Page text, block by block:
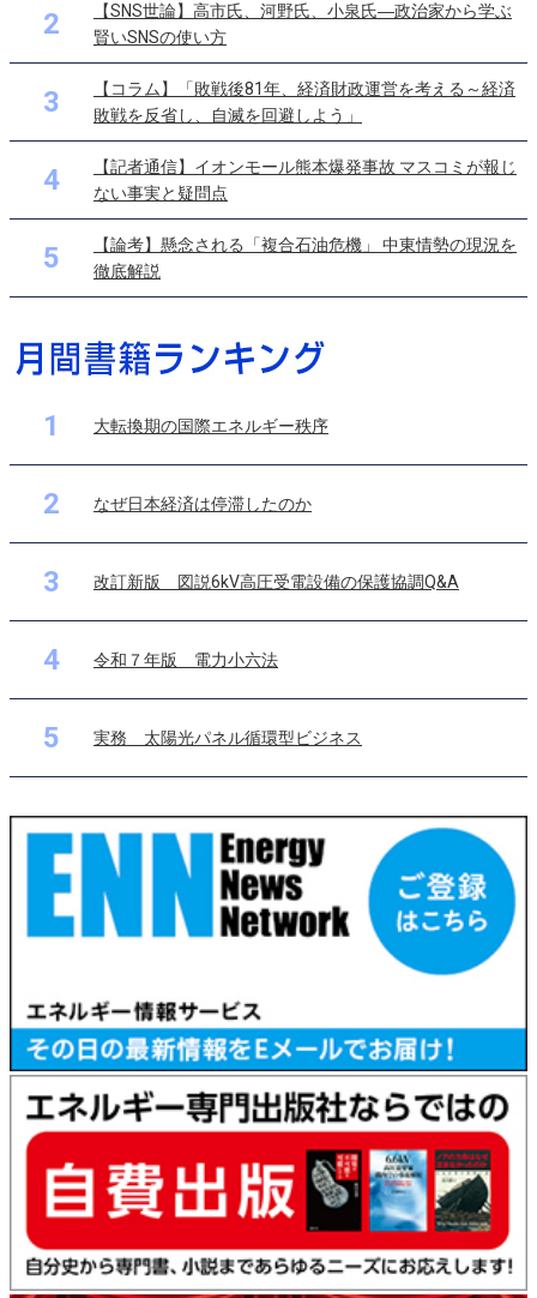
2
【SNS世論】高市氏、河野氏、小泉氏―政治家から学ぶ
賢いSNSの使い方
3
【コラム】「敗戦後81年、経済財政運営を考える～経済
敗戦を反省し、自滅を回避しよう」
4
【記者通信】イオンモール熊本爆発事故 マスコミが報じ
ない事実と疑問点
5
【論考】懸念される「複合石油危機」 中東情勢の現況を
徹底解説
1 大転換期の国際エネルギー秩序
2 なぜ日本経済は停滞したのか
3 改訂新版 図説6kV高圧受電設備の保護協調Q&A
4 令和７年版 電力小六法
5 実務 太陽光パネル循環型ビジネス